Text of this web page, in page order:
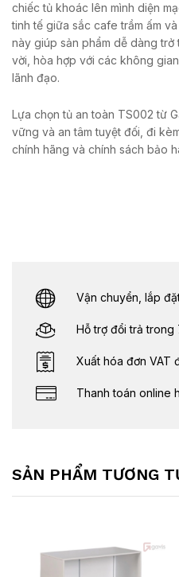
chiếc tủ khoác lên mình diện
tinh tế giữa sắc cafe trầm ấm
này giúp sản phẩm dễ dàng trở
vời, hòa hợp với các không
lãnh đạo.
Lựa chọn tủ an toàn TS002 từ
vững và an tâm tuyệt đối, đi
chính hãng và chính sách bảo
Vận chuyển, lắp
Hỗ trợ đổi trả
Xuất hóa đơn VAT
Thanh toán online
SẢN PHẨM TƯƠNG